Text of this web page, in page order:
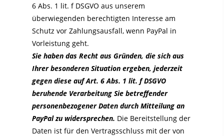
6 Abs. 1 lit. f DSGVO aus unserem
überwiegenden berechtigten Interesse am
Schutz vor Zahlungsausfall, wenn PayPal in
Vorleistung geht.
Sie haben das Recht aus Gründen, die sich aus
Ihrer besonderen Situation ergeben, jederzeit
gegen diese auf Art. 6 Abs. 1 lit. f DSGVO
beruhende Verarbeitung Sie betreffender
personenbezogener Daten durch Mitteilung an
PayPal zu widersprechen. Die Bereitstellung der
Daten ist für den Vertragsschluss mit der von